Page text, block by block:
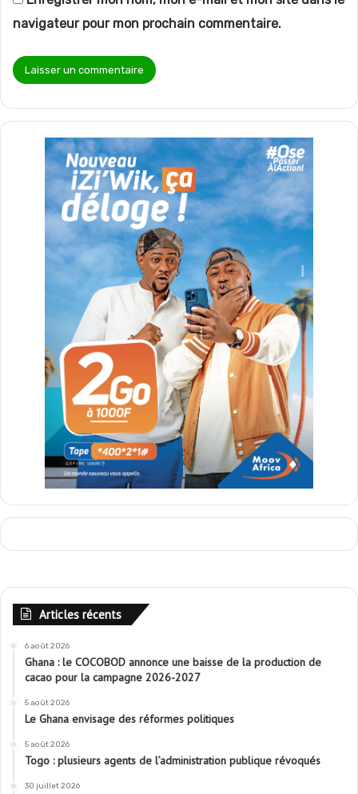
navigateur pour mon prochain commentaire.
Articles récents
6 août 2026
Ghana : le COCOBOD annonce une baisse de la production de
cacao pour la campagne 2026-2027
5 août 2026
Le Ghana envisage des réformes politiques
5 août 2026
Togo : plusieurs agents de l’administration publique révoqués
30 juillet 2026